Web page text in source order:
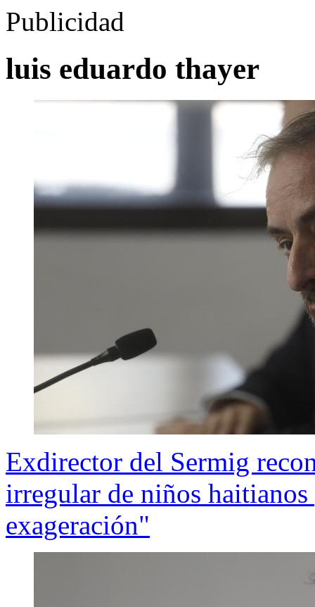
Publicidad
luis eduardo thayer
Exdirector del Sermig
irregular de niños haitianos
exageración"